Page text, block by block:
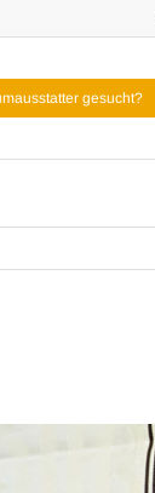
gesucht?